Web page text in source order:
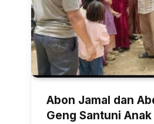
Abon Jamal dan
Geng Santuni